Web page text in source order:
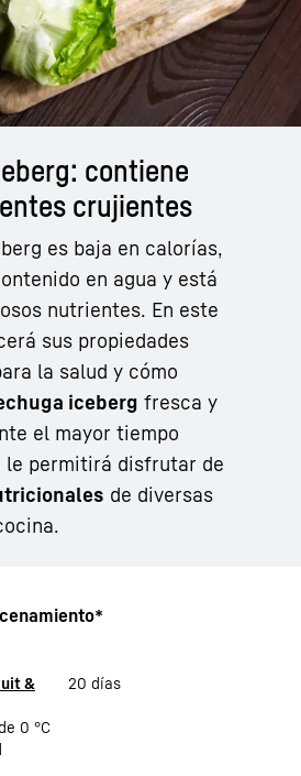
contiene
crujientes
es baja en calorías,
en agua y está
nutrientes. En este
sus propiedades
la salud y cómo
iceberg fresca y
el mayor tiempo
le permitirá disfrutar de
de diversas
&
0 °C
20 días